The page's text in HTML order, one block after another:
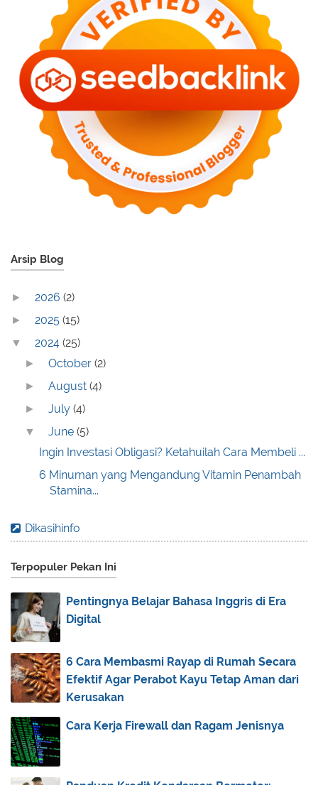
Arsip Blog
► 2026 (2)
► 2025 (15)
▼ 2024 (25)
► October(2)
► August(4)
► July(4)
▼ June(5)
Ingin Investasi Obligasi? Ketahuilah Cara Membeli ...
6 Minuman yang Mengandung Vitamin Penambah
Stamina...
Ke...
Wear ...
3 Jenis Keramik untuk Kolam Renang Indoor dan
Tips...
► May
► March(2)
► February(4)
► January(2)
► 2023 (35)
► 2022
2021
Dikasihinfo
Terpopuler Pekan Ini
Pentingnya Belajar Bahasa Inggris di Era
Digital
6 Cara Membasmi Rayap di Rumah Secara
Efektif Agar Perabot Kayu Tetap Aman dari
Kerusakan
Cara Kerja Firewall dan Ragam Jenisnya